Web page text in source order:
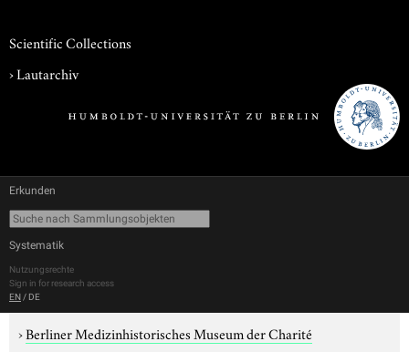
Scientific Collections
›Lautarchiv
Erkunden
Systematik
Nutzungsrechte
Sign in for research access
EN / DE
›Berliner Medizinhistorisches Museum der Charité